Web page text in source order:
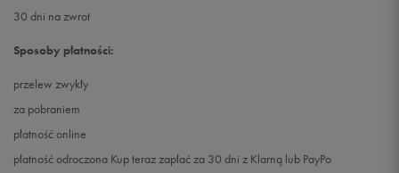
30 dni na zwrot
Sposoby płatności:
przelew zwykły
za pobraniem
płatność online
płatność odroczona Kup teraz zapłać za 30 dni z Klarną lub PayPo